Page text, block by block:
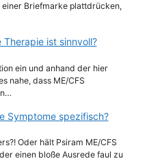
Briefmarke plattdrücken,
Therapie ist sinnvoll?
ein und anhand der hier
nahe, dass ME/CFS
Symptome spezifisch?
Oder hält Psiram ME/CFS
einen bloße Ausrede faul zu